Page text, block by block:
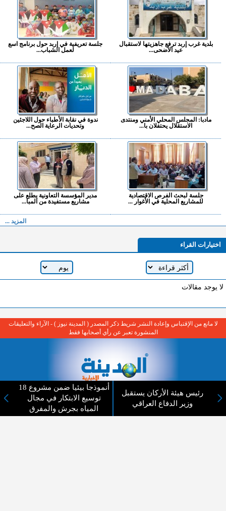
بلدية غرب إربد ترفع جاهزيتها لاستقبال
عيد الأضحى...
جلسة تعريفية في إربد حول برنامج اسع
لعمل الشباب...
مادبا: المجلس المحلي الأمني ومنتدى
الاستقلال يحتفلان با...
ندوة في نقابة الأطباء حول اللاجئين
وتحديات الرعاية الصح...
جلسة لبحث الفرص الاقتصادية
للمشاريع المحلية في الأغوار ...
مدير المؤسسة التعاونية يطلع على
مشاريع مستفيدة من المبا...
المزيد ...
اختيارات القراء
لا يوجد مقالات
رئيس هيئة الأركان يستقبل
وزير الدفاع العراقي
18 أنموذجا بيئيا ضمن مشروع
توسيع الابتكار في مجال
المياه بجرش والمفرق
لا مانع من الإقتباس وإعادة النشر شريط ذكر المصدر ( المدينة نيوز ) - الآراء والتعليقات
المنشورة تعبر عن رأي أصحابها فقط
عن المدينة الإخبارية
المدينة الإخبارية صحيفة الكترونية شاملة تابعة لشركة قنوات البث